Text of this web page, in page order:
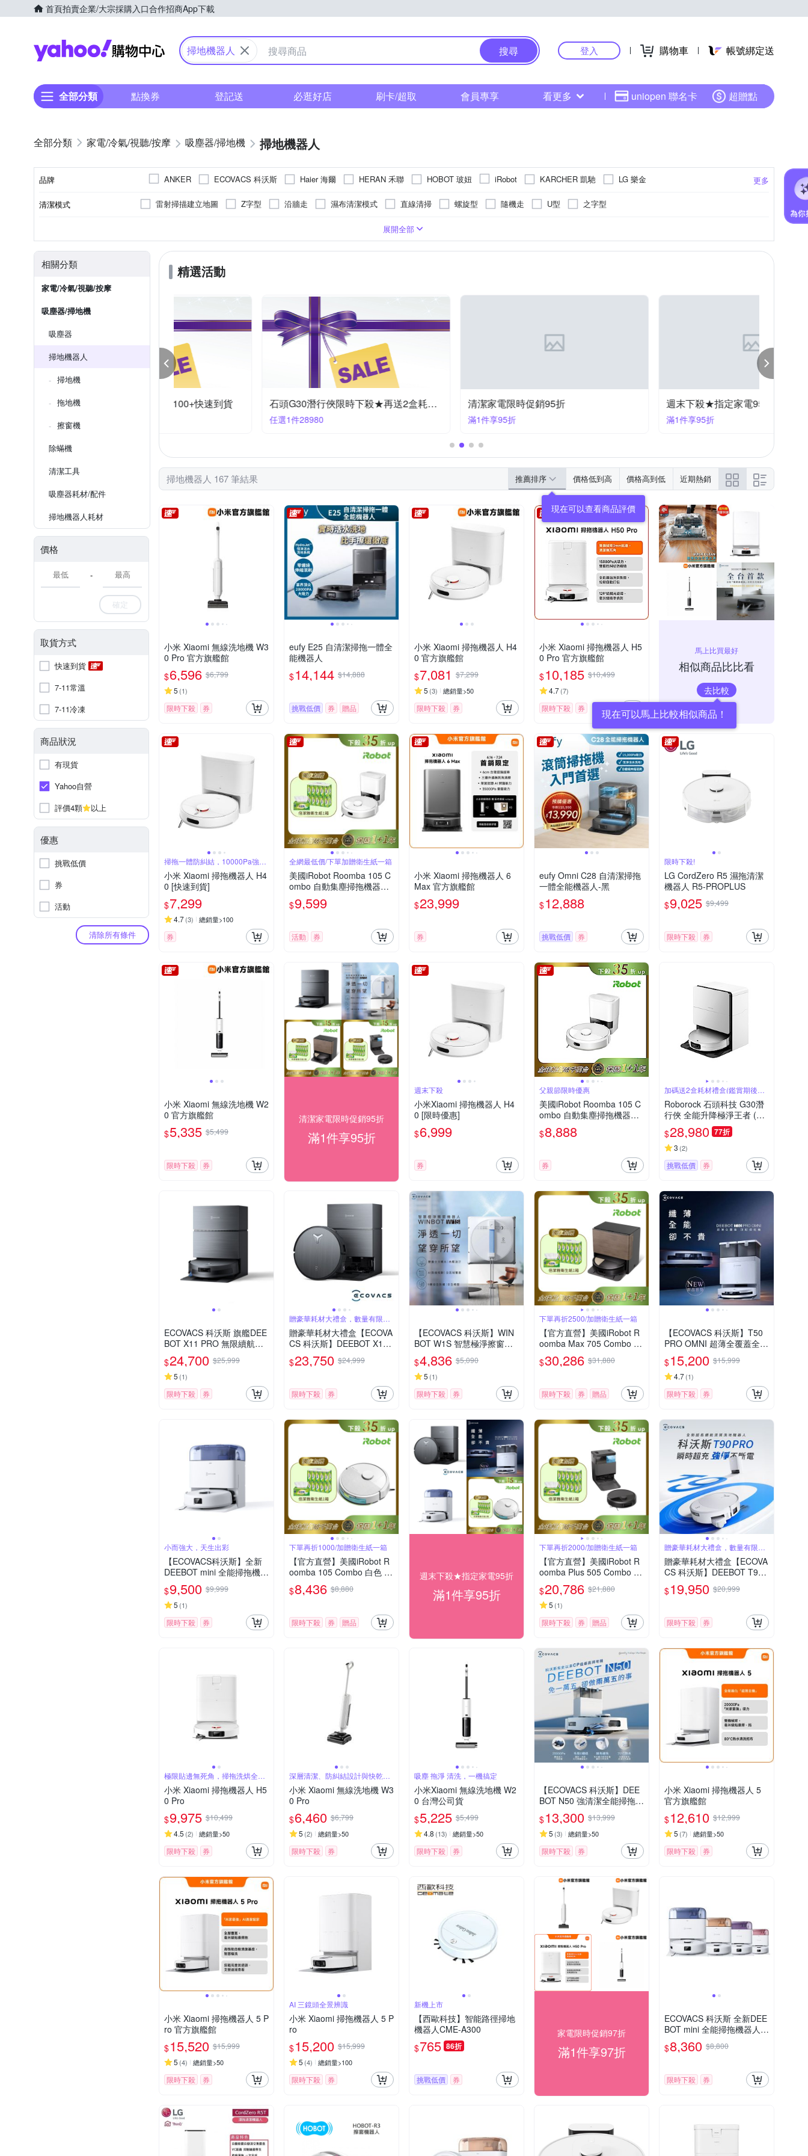
首頁拍賣企業/大宗採購入口合作招商App下載
Yahoo購物中心
掃地機器人 搜尋 登入 購物車 帳號綁定送
全部分類 點換券 登記送 必逛好店 刷卡/超取 會員專享 看更多 uniopen 聯名卡 超贈點
家電/冷氣/視聽/按摩 吸塵器/掃地機 掃地機器人
品牌 更多
ANKER ECOVACS 科沃斯 Haier 海爾 HERAN 禾聯 HOBOT 玻妞 iRobot KARCHER 凱馳
LG 樂金
Roborock 石頭科技
THOMSON Vbot Xiaomi 小米 其他品牌
清潔模式 雷射掃描建立地圖 Z字型 沿牆走 濕布清潔模式 直線清掃 螺旋型 隨機走 U型 之字型
220V
展開全部
相關分類
家電/冷氣/視聽/按摩
吸塵器/掃地機
吸塵器
掃地機器人
掃地機
拖地機
擦窗機
除蟎機
清潔工具
吸塵器耗材/配件
掃地機器人耗材
價格
-
確定
取貨方式
快速到貨
7-11常溫
7-11冷凍
商品狀況
有現貨
Yahoo自營
評價4顆
以上
優惠
挑戰低價
券
活動
清除所有條件
精選活動
塵器｜任2件再折100+快速到貨 石頭G30潛行俠限時下殺★再送2盒耗材禮盒 清潔家電限時促銷95折 週末下殺★指定家電95折
掃地機器人 167 筆結果 推薦排序 價格低到高 價格高到低 近期熱銷
小米 Xiaomi 無線洗地機 W3
0 Pro 官方旗艦館
$6,596 $6,799
5 (1)
限時下殺 券
eufy E25 自清潔掃拖一體全
能機器人
$14,144 $14,888
挑戰低價 券 贈品
小米 Xiaomi 掃拖機器人 H4
0 官方旗艦館
$7,081 $7,299
5 (3) 總銷量>50
限時下殺 券
小米 Xiaomi 掃拖機器人 H5
0 Pro 官方旗艦館
$10,185 $10,499
4.7(7)
限時下殺 券
馬上比買最好
相似商品比比看
去比較
現在可以馬上比較相似商品！
掃拖一體防糾結，10000Pa強勁
吸塵
小米 Xiaomi 掃拖機器人 H4
0 [快速到貨]
$7,299
4.7(3) 總銷量>100
券
全網最低價/下單加贈衛生紙一箱
美國iRobot Roomba 105 C
ombo 自動集塵掃拖機器人
總代理保固1+1年
$9,599
活動 券
小米 Xiaomi 掃拖機器人 6
Max 官方旗艦館
$23,999
券
eufy Omni C28 自清潔掃拖
一體全能機器人-黑
$12,888
挑戰低價 券
限時下殺!
LG CordZero R5 濕拖清潔
機器人 R5-PROPLUS
$9,025 $9,499
限時下殺 券
小米 Xiaomi 無線洗地機 W2
0 官方旗艦館
$5,335 $5,499
限時下殺 券
清潔家電限時促銷95折
滿1件享95折
週末下殺
小米Xiaomi 掃拖機器人 H4
0 [限時優惠]
$6,999
券
父親節限時優惠
美國iRobot Roomba 105 C
ombo 自動集塵掃拖機器人
[限時優惠]
$8,888
券
加碼送2盒耗材禮盒(鑑賞期後寄
出)
Roborock 石頭科技 G30潛
行俠 全能升降極淨王者 (智
慧升降全域LDS/超薄7.98/
聲波恆濕拖地/22000Pa)
$28,980 77折
3 (2)
挑戰低價 券
ECOVACS 科沃斯 旗艦DEE
BOT X11 PRO 無限續航滾
筒洗地機器人
$24,700 $25,999
5 (1)
限時下殺 券
贈豪華耗材大禮盒，數量有限，
贈完為止
贈豪華耗材大禮盒【ECOVA
CS 科沃斯】DEEBOT X11
PRO無限續航滾筒洗地機器
人 (掃地機器人)
$23,750 $24,999
限時下殺 券
【ECOVACS 科沃斯】WIN
BOT W1S 智慧極淨擦窗機
器人
$4,836 $5,090
5 (1)
限時下殺 券
下單再折2500/加贈衛生紙一箱
【官方直營】美國iRobot R
oomba Max 705 Combo AI
滾筒活熱水熱風旗艦機皇掃
拖機器人 總代理保固1+1年
$30,286 $31,880
限時下殺 券 贈品
【ECOVACS 科沃斯】T50
PRO OMNI 超薄全覆蓋全能
旗艦掃拖機器人
$15,200 $15,999
4.7(1)
限時下殺 券
小而強大，天生出彩
【ECOVACS科沃斯】全新
DEEBOT mini 全能掃拖機器
人(超小機身/全能基站/毛髮
不纏繞/靜音清潔）
$9,500 $9,999
5 (1)
限時下殺 券
下單再折1000/加贈衛生紙一箱
【官方直營】美國iRobot R
oomba 105 Combo 白色 掃
拖機器人 總代理保固1+1年
$8,436 $8,880
限時下殺 券 贈品
週末下殺★指定家電95折
滿1件享95折
下單再折2000/加贈衛生紙一箱
【官方直營】美國iRobot R
oomba Plus 505 Combo 全
能熱旋風延邊掃拖機器人 總
代理保固1+1年
$20,786 $21,880
5 (1)
限時下殺 券 贈品
贈豪華耗材大禮盒，數量有限送
完為止
贈豪華耗材大禮盒【ECOVA
CS 科沃斯】DEEBOT T90
PRO 水箱款 超長續航滾筒
洗地機器人(32路增壓滾筒
$19,950 $20,999
限時下殺 券
極限貼邊無死角，掃拖洗烘全能
清潔
小米 Xiaomi 掃拖機器人 H5
0 Pro
$9,975 $10,499
4.5 (2) 總銷量>50
限時下殺 券
深層清潔、防糾結設計與快乾效
果
小米 Xiaomi 無線洗地機 W3
0 Pro
$6,460 $6,799
5 (2) 總銷量>50
限時下殺 券
吸塵 拖淨 清洗，一機搞定
小米Xiaomi 無線洗地機 W2
0 台灣公司貨
$5,225 $5,499
4.8 (13) 總銷量>50
限時下殺 券
【ECOVACS 科沃斯】DEE
BOT N50 強清潔全能掃拖機
器人(20000Pa/雙恆貼邊/全
能基站)
$13,300 $13,999
5 (3) 總銷量>50
限時下殺 券
小米 Xiaomi 掃拖機器人 5
官方旗艦館
$12,610 $12,999
5 (7) 總銷量>50
限時下殺 券
小米 Xiaomi 掃拖機器人 5 P
ro 官方旗艦館
$15,520 $15,999
5 (4) 總銷量>50
限時下殺 券
AI 三鏡頭全景辨識
小米 Xiaomi 掃拖機器人 5 P
ro
$15,200 $15,999
5 (4) 總銷量>100
限時下殺 券
新機上市
【西歐科技】智能路徑掃地
機器人CME-A300
$765 86折
挑戰低價 券
家電限時促銷97折
滿1件享97折
ECOVACS 科沃斯 全新DEE
BOT mini 全能掃拖機器人
(四色任選)
$8,360 $8,800
限時下殺 券